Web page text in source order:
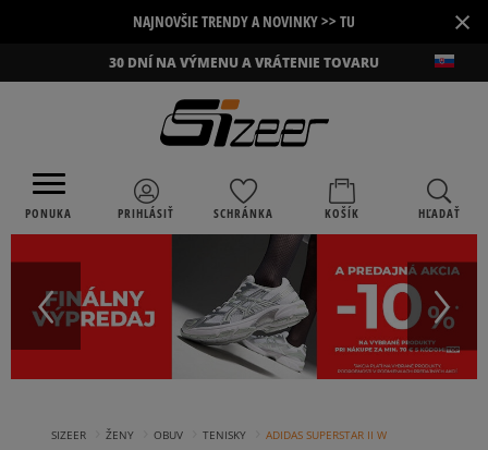
NAJNOVŠIE TRENDY A NOVINKY >> TU ×
30 DNÍ NA VÝMENU A VRÁTENIE TOVARU
PONUKA PRIHLÁSIŤ SCHRÁNKA KOŠÍK HĽADAŤ
SIZEER ŽENY OBUV TENISKY ADIDAS SUPERSTAR II W